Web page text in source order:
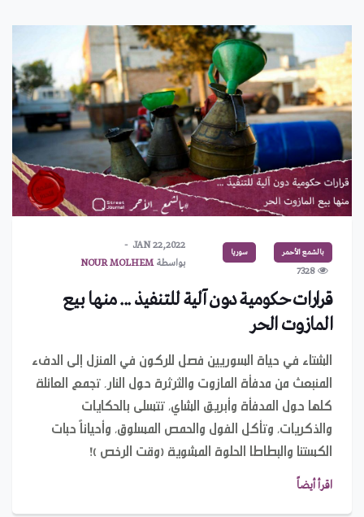
بالشمع الأحمر سوريا
7328
JAN 22,2022
بواسطةNOUR MOLHEM
قرارات حكومية دون آلية للتنفيذ ... منها بيع
المازوت الحر
الشتاء في حياة السوريين فصل للركون في المنزل إلى الدفء
المنبعث من مدفأة المازوت والثرثرة حول النار، تجمع العائلة
كلها حول المدفأة وأبريق الشاي, تتسلى بالحكايات
والذكريات, وتأكل الفول والحمص المسلوق, وأحياناً حبات
الكستنا والبطاطا الحلوة المشوية (وقت الرخص )!
اقرأ أيضاً